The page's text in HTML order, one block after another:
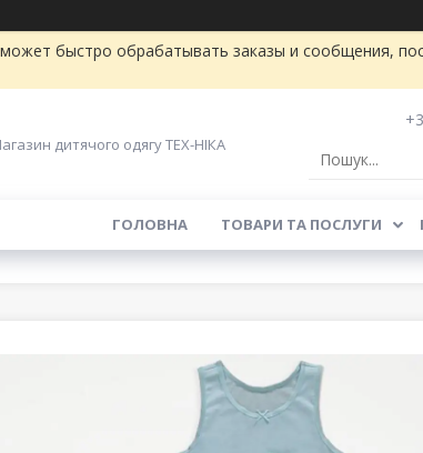
быстро обрабатывать заказы и сообщения,
дитячого одягу ТЕХ-НІКА
ГОЛОВНА ТОВАРИ ТА ПОСЛУГИ